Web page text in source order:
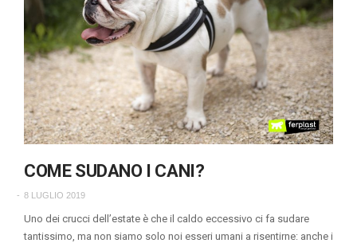
COME SUDANO I CANI?
8 LUGLIO 2019
Uno dei crucci dell’estate è che il caldo eccessivo ci fa sudare
tantissimo, ma non siamo solo noi esseri umani a risentirne: anche i